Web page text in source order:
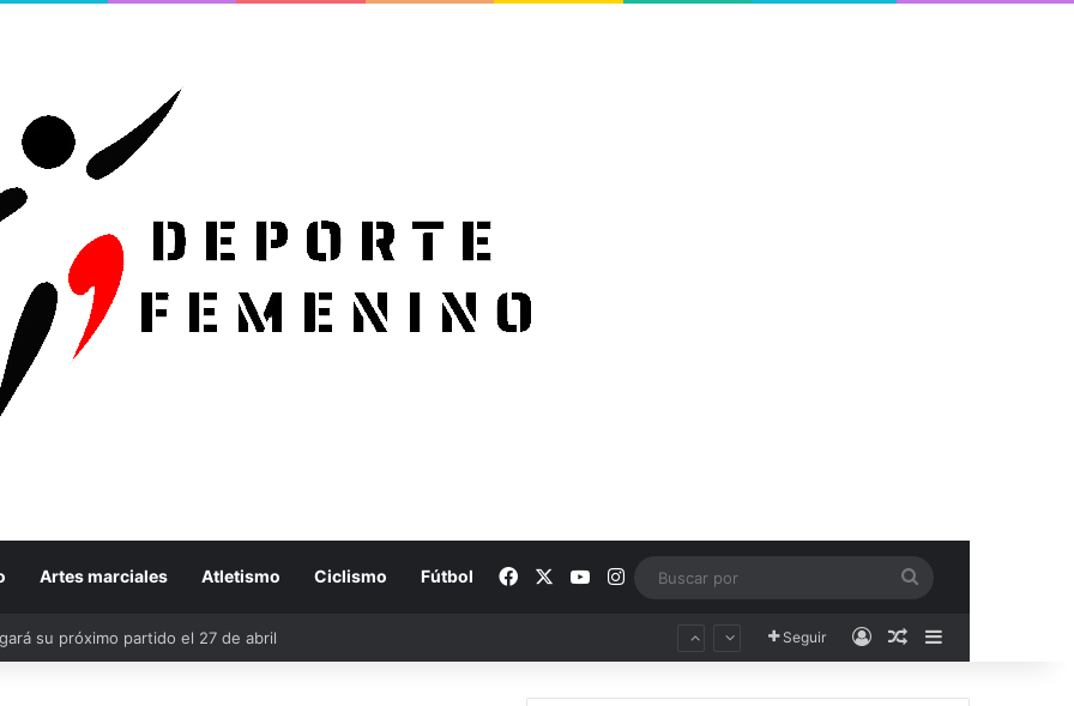
Artes marciales Atletismo Ciclismo Fútbol Facebook YouTubeInstagram
su próximo partido el 27 de abril Seguir AccesoPublicación al